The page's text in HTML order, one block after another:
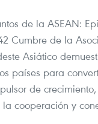
de la ASEAN:
Cumbre de la
Asiático
países para
de
cooperación y